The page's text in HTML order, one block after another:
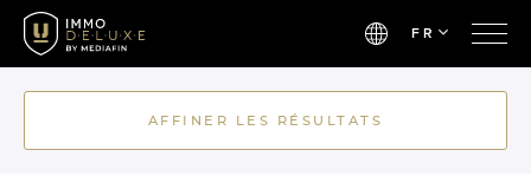
FR
AFFINER LES RÉSULTATS